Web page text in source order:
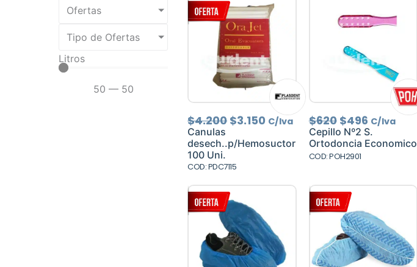
Ofertas
Tipo de Ofertas
Litros
50 — 50
$4.200El
precio
original
era:
$4.200.
$3.150 El
precio
actual
es:
C/Iva
Canulas
desech..p/Hemosuctor
100 Uni.
COD: PDC7115
$620 El
precio
original
era:
$620.
$496El
precio
actual
es:
C/Iva
Cepillo Nº2 S.
Ortodoncia Economico
COD: POH2901